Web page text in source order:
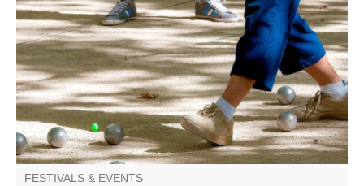
Fête patronale de Blieux avec au programme, messe,
concours de boules, concert, méchoui.
FESTIVALS & EVENTS